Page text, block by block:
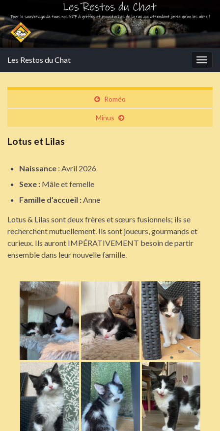
Les Restos du Chat
Roméo
Minus
Lotus et Lilas
Naissance : Avril 2026
Sexe : Mâle et femelle
Famille d’accueil :Anne
Lotus & Lilas sont deux frères et sœurs fusionnels; ils se
recherchent mutuellement. Ils sont joueurs, gourmands et
curieux. Ils auront IMPÉRATIVEMENT besoin de partir
ensemble dans leur nouvelle famille.